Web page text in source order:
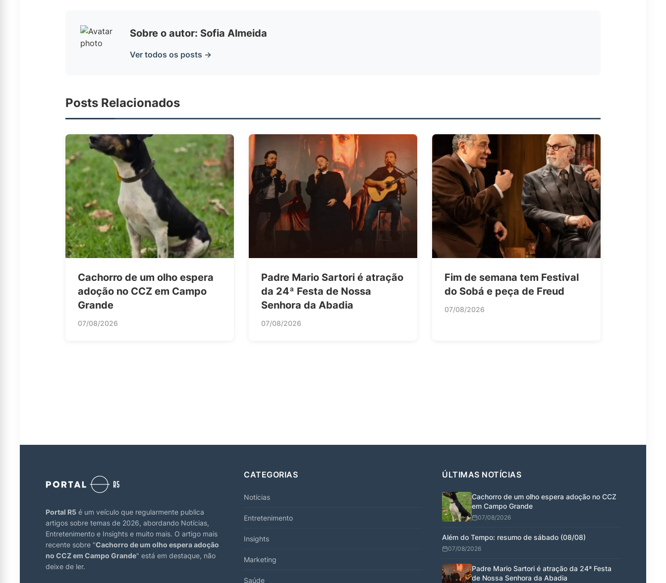
Sobre o autor: Sofia Almeida
Ver todos os posts →
Posts Relacionados
Cachorro de um olho espera
adoção no CCZ em Campo
Grande
07/08/2026
Padre Mario Sartori é atração
da 24ª Festa de Nossa
Senhora da Abadia
07/08/2026
Fim de semana tem Festival
do Sobá e peça de Freud
07/08/2026
Portal R5 é um veículo que regularmente publica
artigos sobre temas de 2026, abordando Notícias,
Entretenimento e Insights e muito mais. O artigo mais
recente sobre "Cachorro de um olho espera adoção
no CCZ em Campo Grande" está em destaque, não
deixe de ler.
CATEGORIAS
Notícias
Entretenimento
Insights
Marketing
Saúde
ÚLTIMAS NOTÍCIAS
Cachorro de um olho espera adoção no CCZ
em Campo Grande
07/08/2026
Além do Tempo: resumo de sábado (08/08)
07/08/2026
Padre Mario Sartori é atração da 24ª Festa
de Nossa Senhora da Abadia